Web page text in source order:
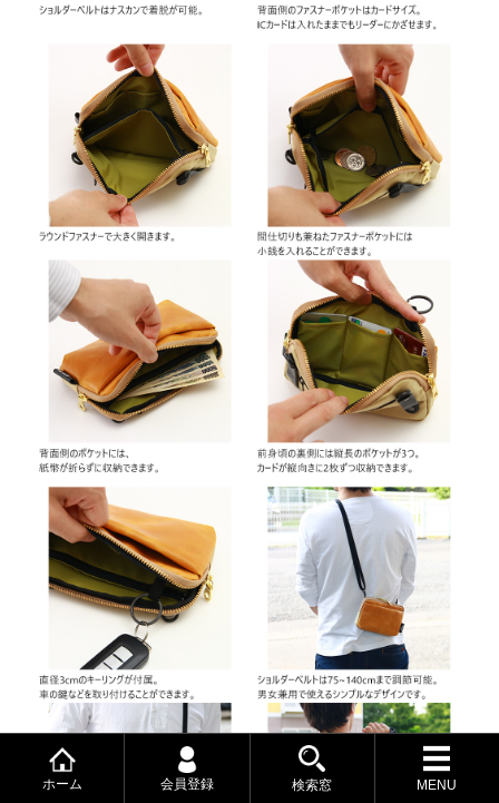
ホーム 会員登録 検索窓 MENU